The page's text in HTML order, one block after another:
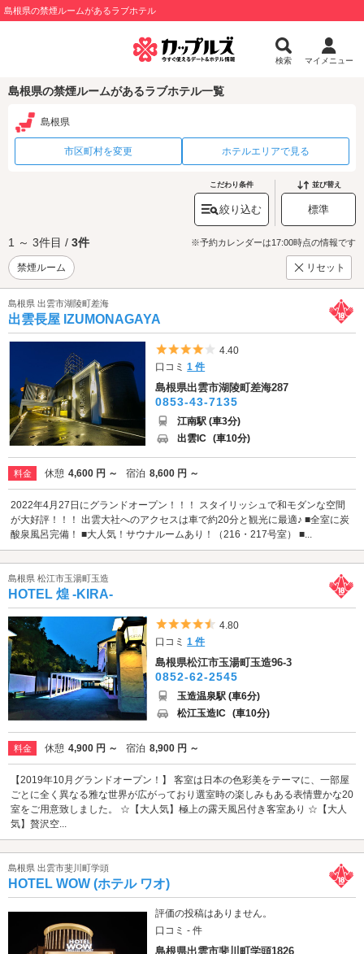
島根県の禁煙ルームがあるラブホテル
検索 マイメニュー
島根県の禁煙ルームがあるラブホテル一覧
島根県
市区町村を変更 ホテルエリアで見る
こだわり条件
絞り込む
並び替え
標準
1 ～ 3件目 / 3件 ※予約カレンダーは17:00時点の情報です
禁煙ルーム リセット
島根県 出雲市湖陵町差海
出雲長屋 IZUMONAGAYA
5つ星のうち4
4.40
口コミ1 件
島根県出雲市湖陵町差海287
0853-43-7135
江南駅 (車3分)
出雲IC (車10分)
料金 休憩 4,600 円 ～ 宿泊 8,600 円 ～
2022年4月27日にグランドオープン！！！ スタイリッシュで和モダンな空間
が大好評！！！ 出雲大社へのアクセスは車で約20分と観光に最適♪ ■全室に炭
酸泉風呂完備！ ■大人気！サウナルームあり！（216・217号室） ■...
島根県 松江市玉湯町玉造
HOTEL 煌 -KIRA-
5つ星のうち4.5
4.80
口コミ1 件
島根県松江市玉湯町玉造96-3
0852-62-2545
玉造温泉駅 (車6分)
松江玉造IC (車10分)
料金 休憩 4,900 円 ～ 宿泊 8,900 円 ～
【2019年10月グランドオープン！】 客室は日本の色彩美をテーマに、一部屋
ごとに全く異なる雅な世界が広がっており選室時の楽しみもある表情豊かな20
室をご用意致しました。 ☆【大人気】極上の露天風呂付き客室あり ☆【大人
気】贅沢空...
島根県 出雲市斐川町学頭
HOTEL WOW (ホテル ワオ)
評価の投稿はありません。
口コミ - 件
島根県出雲市斐川町学頭1826